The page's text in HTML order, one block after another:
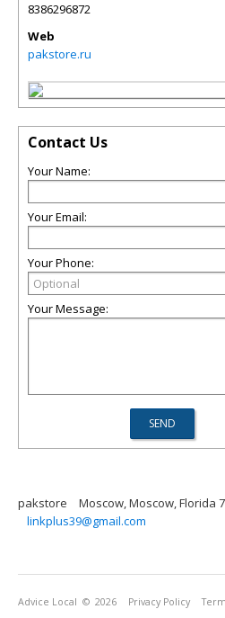
8386296872
Web
pakstore.ru
Contact Us
Your Name:
Your Email:
Your Phone:
Your Message:
pakstore Moscow, Moscow, Florida
linkplus39@gmail.com
Advice Local © 2026 Privacy Policy